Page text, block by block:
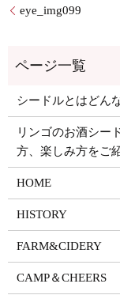
eye_img099
シードルとはどん
リンゴのお酒シー
方、楽しみ方をご
HOME
HISTORY
FARM&CIDERY
CAMP＆CHEERS